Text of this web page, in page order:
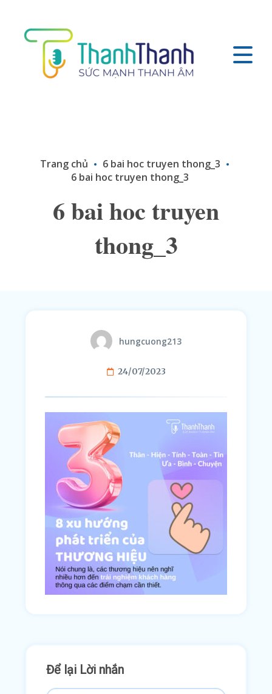
Trang chủ
6 bai hoc truyen thong_3
6 bai hoc truyen thong_3
6 bai hoc truyen
thong_3
hungcuong213
24/07/2023
Để lại Lời nhắn